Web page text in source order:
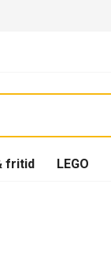
fritid LEGO